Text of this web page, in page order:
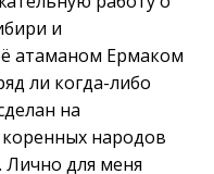
и
атаманом Ермаком
ли когда-либо
на
коренных народов
Лично для меня